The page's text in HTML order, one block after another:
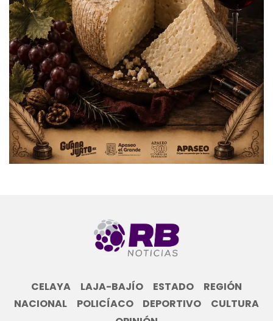
CELAYA LAJA-BAJÍO ESTADO
REGIÓN
NACIONAL
POLICÍACO DEPORTIVO
CULTURA